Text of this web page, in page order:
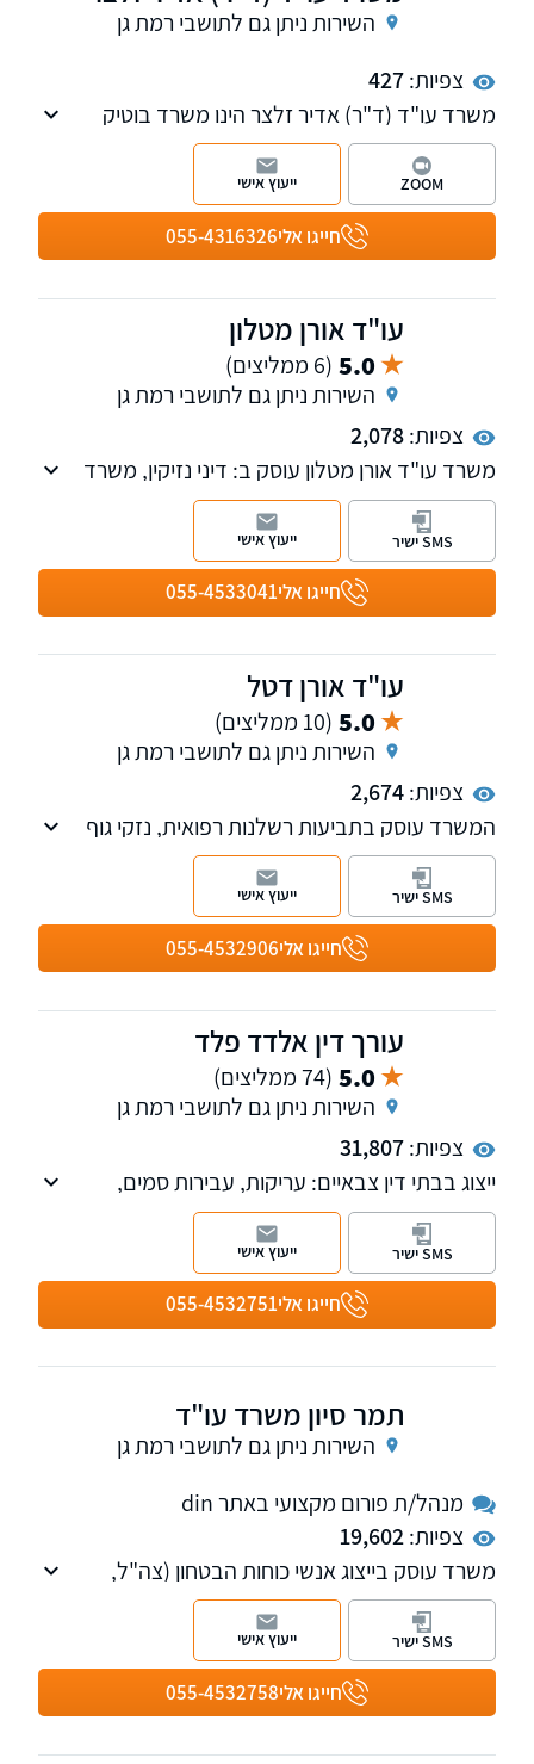
השירות ניתן גם לתושבי רמת גן
צפיות:427
משרד עו"ד (ד"ר) אדיר זלצר הינו משרד בוטיק
העוסק בלשון הרע, חדלות פירעון, דיני חינוך
וליטיגציה אזרחית.
חייגו אלי055-4316326
ZOOM ייעוץ אישי
עו"ד אורן מטלון
5.0 (6 ממליצים)
השירות ניתן גם לתושבי רמת גן
צפיות:2,078
משרד עו"ד אורן מטלון עוסק ב: דיני נזיקין, משרד
הביטחון, תאונות דרכים, רשלנות רפואית, ביטוח
לאומי, פגיעות גוף, ביטוח תלמידים.
חייגו אלי055-4533041
SMS ישיר ייעוץ אישי
עו"ד אורן דטל
5.0 (10 ממליצים)
השירות ניתן גם לתושבי רמת גן
צפיות:2,674
המשרד עוסק בתביעות רשלנות רפואית, נזקי גוף
והביטוח ובתביעות משרד הביטחון
חייגו אלי055-4532906
SMS ישיר ייעוץ אישי
עורך דין אלדד פלד
5.0 (74 ממליצים)
השירות ניתן גם לתושבי רמת גן
צפיות:31,807
ייצוג בבתי דין צבאיים: עריקות, עבירות סמים,
עבירות אלימות, הטרדה מינית, תאונות אימונים,
שימוש בלתי חוקי בנשק, עבירות תעבורה בצבא
ועוד, תביעות כנגד ק. תגמולים להכרה בנכות
וועדות ערר.
חייגו אלי055-4532751
SMS ישיר ייעוץ אישי
תמר סיון משרד עו"ד
השירות ניתן גם לתושבי רמת גן
מנהל/ת פורום מקצועי באתר din
צפיות:19,602
משרד עוסק בייצוג אנשי כוחות הבטחון (צה"ל,
משטרה, שב"כ, שב"ס וכו'), המבקשים הכרה כנכי
מערכת הבטחון וביצוג נכים בוועדות רפואיות,
מחוזיות ועליונות.
חייגו אלי055-4532758
SMS ישיר ייעוץ אישי